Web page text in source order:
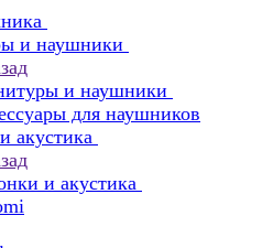
и наушники
и наушники
для наушников
акустика
и акустика